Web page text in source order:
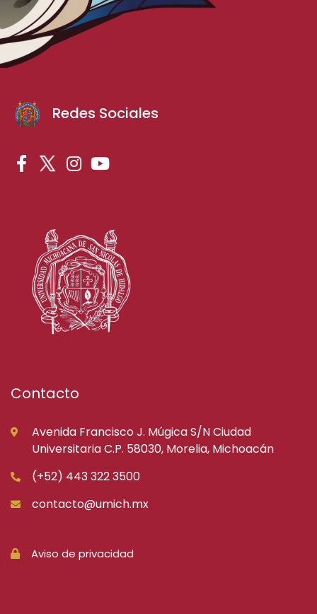
Redes Sociales
Contacto
Avenida Francisco J. Múgica S/N Ciudad
Universitaria C.P. 58030, Morelia, Michoacán
(+52) 443 322 3500
contacto@umich.mx
Aviso de privacidad